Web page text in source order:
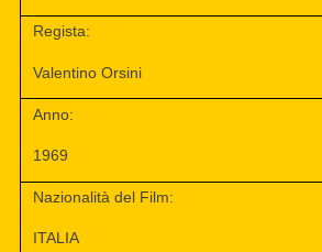
Regista:
Valentino Orsini
Anno:
1969
Nazionalità del Film:
ITALIA